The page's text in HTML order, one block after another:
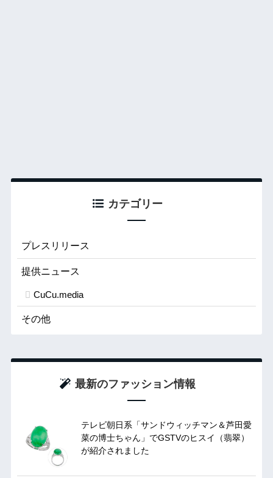
カテゴリー
プレスリリース
提供ニュース
CuCu.media
その他
最新のファッション情報
テレビ朝日系「サンドウィッチマン＆芦田愛
菜の博士ちゃん」でGSTVのヒスイ（翡翠）
が紹介されました